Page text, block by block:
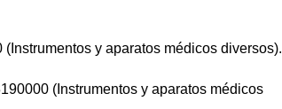
y aparatos médicos diversos).
(Instrumentos y aparatos médicos